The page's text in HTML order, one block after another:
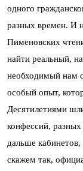
одного
разных времен. И
Пименовских
найти реальный,
необходимый нам
особый опыт,
Десятилетиями
конфессий,
дальше
скажем так,